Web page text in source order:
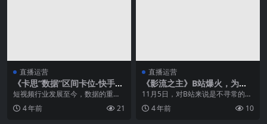
直播运营
《卡思“数据”区间卡位-快手红
人篇》发布，全方位解惑红人
卡位！
短视频行业发展至今，数据的重要
程度不言而喻。 作为一个数据平
台，卡...
4 年前 21
直播运营
《影流之主》B站爆火，为何
土味视频间歇性走红？
11月5日，对B站来说是不寻常的一
天。 “土味”视频《影流之主》超越U
P主“咬人...
4 年前 10